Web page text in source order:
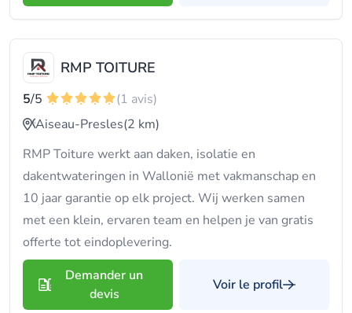
RMP TOITURE
5/5
(1 avis)
Aiseau-Presles(2 km)
RMP Toiture werkt aan daken, isolatie en
dakentwateringen in Wallonië met vakmanschap en
10 jaar garantie op elk project. Wij werken samen
met een klein, ervaren team en helpen je van gratis
offerte tot eindoplevering.
Demander un
devis
Voir le profil